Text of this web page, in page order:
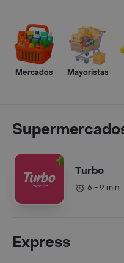
Mercados Mayoristas
Turbo
6 - 9 min
Express